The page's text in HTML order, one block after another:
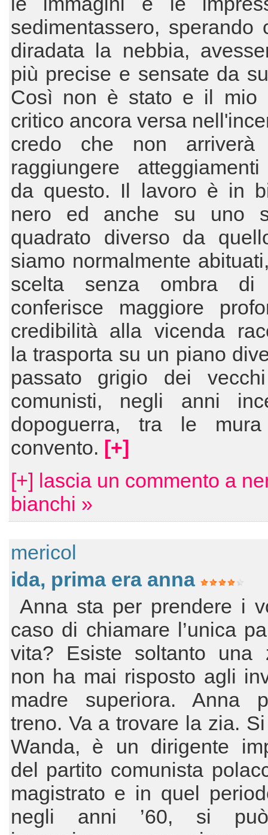
sedimentassero, sperando
diradata la nebbia,
più precise e sensate da
Così non è stato e il mio
critico ancora versa
credo che non
raggiungere
da questo. Il lavoro è in
nero ed anche su uno
quadrato diverso da
siamo normalmente
scelta senza ombra di
conferisce maggiore
credibilità alla vicenda
la trasporta su un piano
passato grigio dei
comunisti, negli anni
dopoguerra, tra le
convento. [+]
[+] lascia un commento a
bianchi »
mericol
ida, prima era anna
Anna sta per prendere i
caso di chiamare l’unica
vita? Esiste soltanto una
non ha mai risposto agli
madre superiora. Anna
treno. Va a trovare la zia.
Wanda, è un dirigente
del partito comunista
magistrato e in quel
negli anni ’60, si